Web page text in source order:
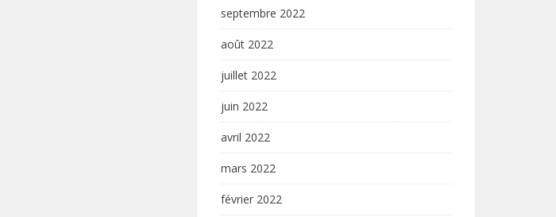
septembre 2022
août 2022
juillet 2022
juin 2022
avril 2022
mars 2022
février 2022